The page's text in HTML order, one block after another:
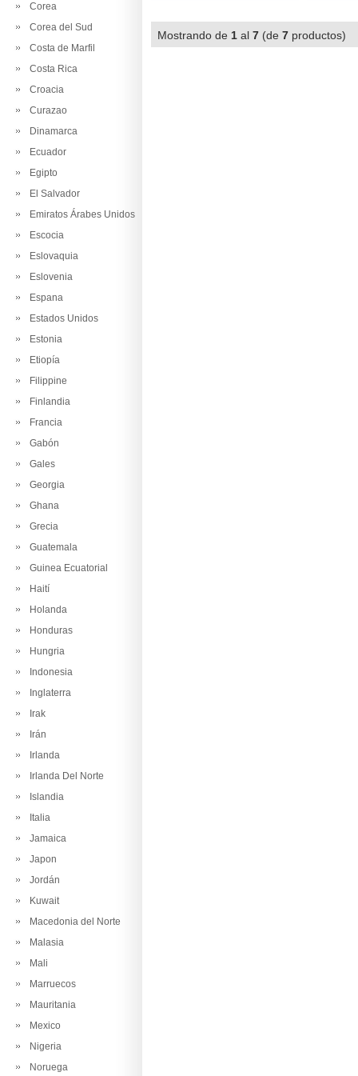
Corea
Corea del Sud
Costa de Marfil
Costa Rica
Croacia
Curazao
Dinamarca
Ecuador
Egipto
El Salvador
Emiratos Árabes Unidos
Escocia
Eslovaquia
Eslovenia
Espana
Estados Unidos
Estonia
Etiopía
Filippine
Finlandia
Francia
Gabón
Gales
Georgia
Ghana
Grecia
Guatemala
Guinea Ecuatorial
Haití
Holanda
Honduras
Hungria
Indonesia
Inglaterra
Irak
Irán
Irlanda
Irlanda Del Norte
Islandia
Italia
Jamaica
Japon
Jordán
Kuwait
Macedonia del Norte
Malasia
Mali
Marruecos
Mauritania
Mexico
Nigeria
Noruega
Mostrando de 1 al 7 (de 7 productos)